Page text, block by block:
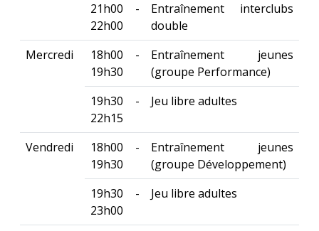
21h00 -
22h00
Entraînement interclubs
double
Mercredi
18h00 -
19h30
Entraînement jeunes
(groupe Performance)
19h30 -
22h15
Jeu libre adultes
Vendredi
18h00 -
19h30
Entraînement jeunes
(groupe Développement)
19h30 -
23h00
Jeu libre adultes